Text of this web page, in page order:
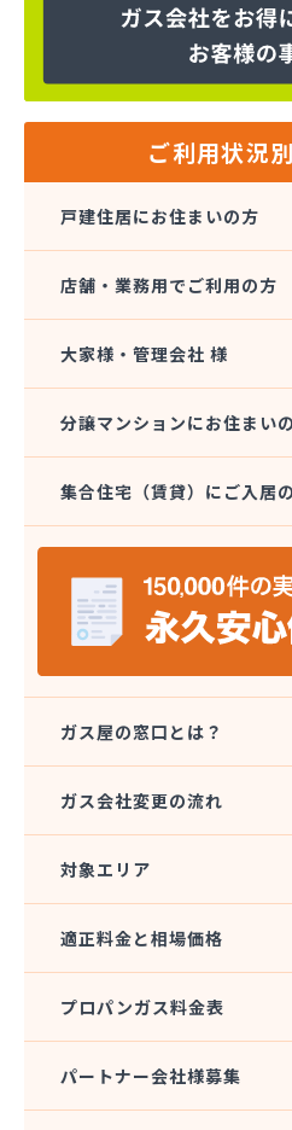
株式会社大進本社
株式会社長栄ガスサービス
株式会社鳥羽
株式会社武重商会 プロパ
株式会社武重商会 プロパ
株式会社武重商会 松本支店
株式会社北澤商会
株式会社堀内商事
関東ガス株式会社
丸山産業
丸子日通プロパン販売有限
宮原酸素株式会社 長野営
宮島燃料店
協同組合千曲エルピーガス
橋本産業株式会社 丸子連
桐原ガス燃料株式会社
鍵田プロパンガス
戸倉オートガス・スタンド
更埴プロパン有限会社
江島屋商店
合資会社山田屋給油所 プ
佐久プロパンガス協同組合
佐久集中監視センター株式会
松新商店
松代液化石油ガス事業協同
松筑エルピーガス協業組合
ご利用状況
戸建住居にお住まいの方
店舗・業務用でご利用の方
大家様・管理会社 様
分譲マンションにお住まい
集合住宅（賃貸）にご入居
ガス屋の窓口とは？
ガス会社変更の流れ
対象エリア
適正料金と相場価格
プロパンガス料金表
パートナー会社様募集